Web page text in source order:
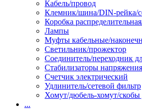
Кабель/провод
Клемник/шина/DIN-рейка/
Коробка
Лампы
Муфты кабельные/
Светильник/прожектор
Соединитель/переходник
Стабилизаторы напряжения
Счетчик электрический
Удлинитель/сетевой фильтр
Хомут/дюбель-хомут/скобы
...